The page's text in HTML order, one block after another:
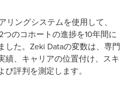
リングシステムを使用して、
のコホートの進捗を10年間に
した。Zeki Dataの変数は、専門
績、キャリアの位置付け、スキ
評判を測定します。